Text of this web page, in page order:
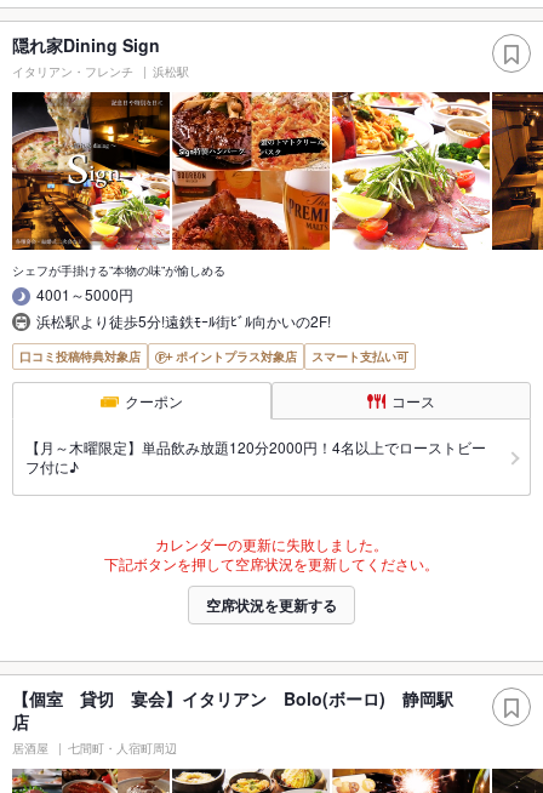
隠れ家Dining Sign
イタリアン・フレンチ 浜松駅
シェフが手掛ける”本物の味”が愉しめる
4001～5000円
浜松駅より徒歩5分!遠鉄ﾓｰﾙ街ﾋﾞﾙ向かいの2F!
口コミ投稿特典対象店 ポイントプラス対象店 スマート支払い可
クーポン コース
【月～木曜限定】単品飲み放題120分2000円！4名以上でローストビー
フ付に♪
カレンダーの更新に失敗しました。
下記ボタンを押して空席状況を更新してください。
空席状況を更新する
【個室 貸切 宴会】イタリアン Bolo(ボーロ) 静岡駅
店
居酒屋 七間町・人宿町周辺